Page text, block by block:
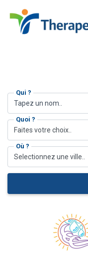
Qui ?
Quoi ?
Faites votre choix..
Où ?
Selectionnez une ville..